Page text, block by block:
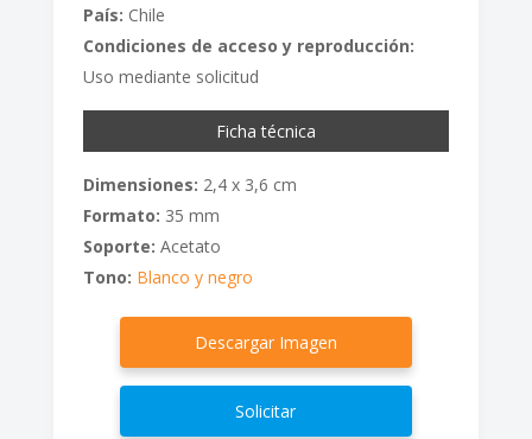
País: Chile
Condiciones de acceso y reproducción:
Uso mediante solicitud
Ficha técnica
Dimensiones: 2,4 x 3,6 cm
Formato: 35 mm
Soporte: Acetato
Tono: Blanco y negro
Descargar Imagen
Solicitar